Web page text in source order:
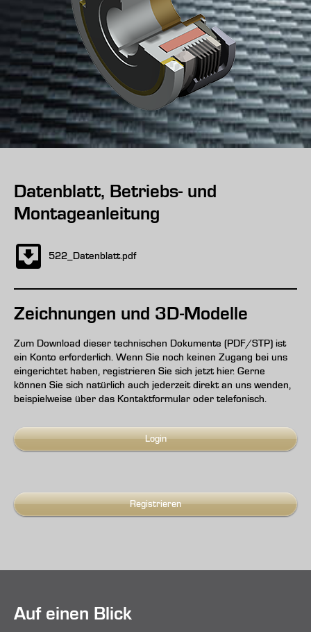
Datenblatt, Betriebs- und
Montageanleitung
522_Datenblatt.pdf
Zeichnungen und 3D-Modelle
Zum Download dieser technischen Dokumente (PDF/STP) ist
ein Konto erforderlich. Wenn Sie noch keinen Zugang bei uns
eingerichtet haben, registrieren Sie sich jetzt hier. Gerne
können Sie sich natürlich auch jederzeit direkt an uns wenden,
beispielweise über das Kontaktformular oder telefonisch.
Login
Registrieren
Auf einen Blick